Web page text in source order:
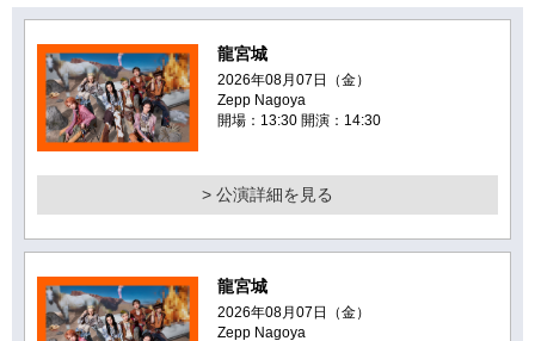
龍宮城
2026年08月07日（金）
Zepp Nagoya
開場：13:30 開演：14:30
> 公演詳細を見る
龍宮城
2026年08月07日（金）
Zepp Nagoya